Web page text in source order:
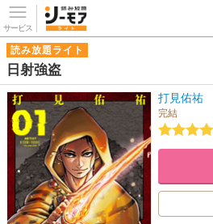
サービス
読み放題ライト
日射強盗
打見佑祐
完結